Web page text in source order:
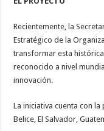
Recientemente, la
Estratégico de la
transformar esta
reconocido a nivel
innovación.
La iniciativa cuenta con
Belice, El Salvador,